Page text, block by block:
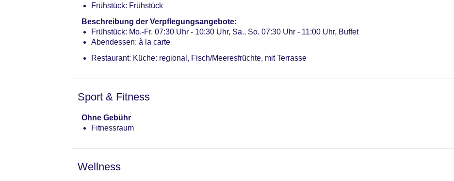
Frühstück: Frühstück
Beschreibung der Verpflegungsangebote:
Frühstück: Mo.-Fr. 07:30 Uhr - 10:30 Uhr, Sa., So. 07:30 Uhr - 11:00 Uhr, Buffet
Abendessen: à la carte
Restaurant: Küche: regional, Fisch/Meeresfrüchte, mit Terrasse
Sport & Fitness
Ohne Gebühr
Fitnessraum
Wellness